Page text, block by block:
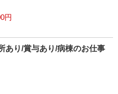
円
あり/賞与あり/病棟のお仕事